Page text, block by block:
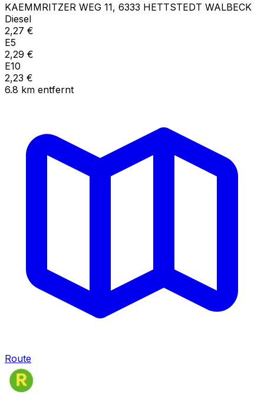
KAEMMRITZER WEG 11, 6333 HETTSTEDT WALBECK
Diesel
2,27 €
E5
2,29 €
E10
2,23 €
6.8 km entfernt
Route